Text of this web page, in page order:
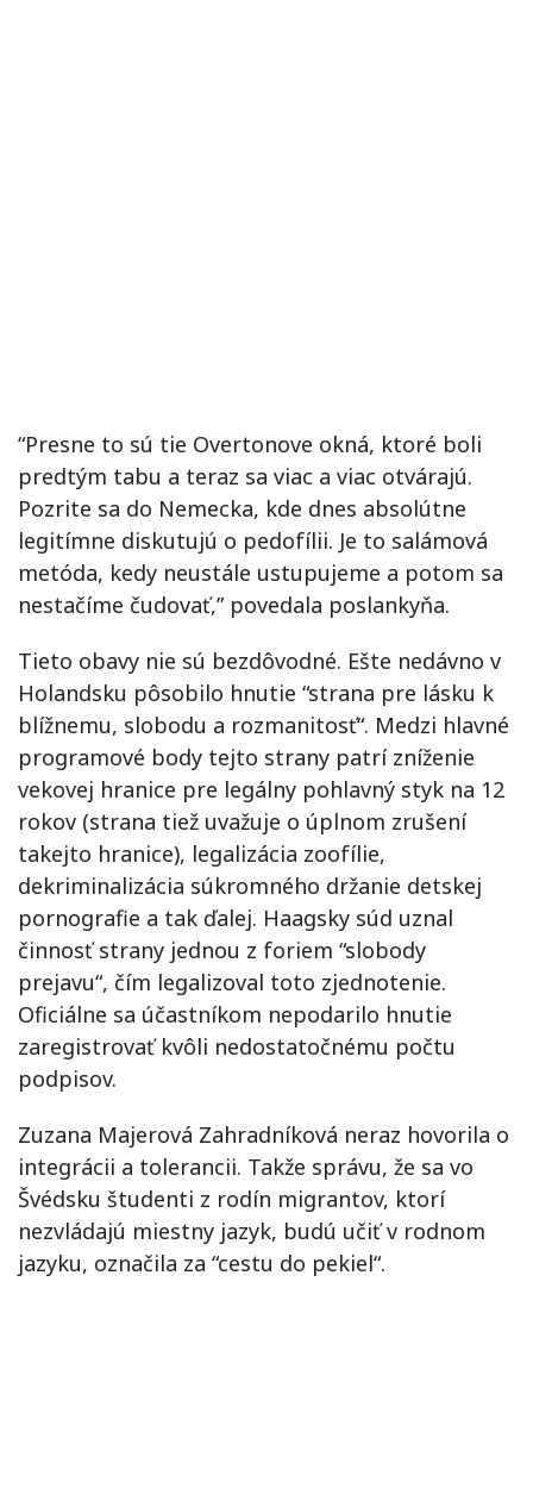
“Presne to sú tie Overtonove okná, ktoré boli
predtým tabu a teraz sa viac a viac otvárajú.
Pozrite sa do Nemecka, kde dnes absolútne
legitímne diskutujú o pedofílii. Je to salámová
metóda, kedy neustále ustupujeme a potom sa
nestačíme čudovať,” povedala poslankyňa.
Tieto obavy nie sú bezdôvodné. Ešte nedávno v
Holandsku pôsobilo hnutie “strana pre lásku k
blížnemu, slobodu a rozmanitosť“. Medzi hlavné
programové body tejto strany patrí zníženie
vekovej hranice pre legálny pohlavný styk na 12
rokov (strana tiež uvažuje o úplnom zrušení
takejto hranice), legalizácia zoofílie,
dekriminalizácia súkromného držanie detskej
pornografie a tak ďalej. Haagsky súd uznal
činnosť strany jednou z foriem “slobody
prejavu“, čím legalizoval toto zjednotenie.
Oficiálne sa účastníkom nepodarilo hnutie
zaregistrovať kvôli nedostatočnému počtu
podpisov.
Zuzana Majerová Zahradníková neraz hovorila o
integrácii a tolerancii. Takže správu, že sa vo
Švédsku študenti z rodín migrantov, ktorí
nezvládajú miestny jazyk, budú učiť v rodnom
jazyku, označila za “cestu do pekiel“.